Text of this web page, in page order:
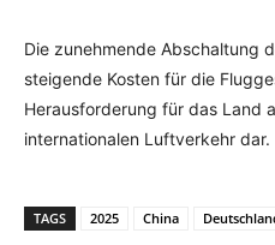
Die zunehmende Abschaltung
steigende Kosten für die
Herausforderung für das Land
internationalen Luftverkehr dar.
TAGS 2025 China